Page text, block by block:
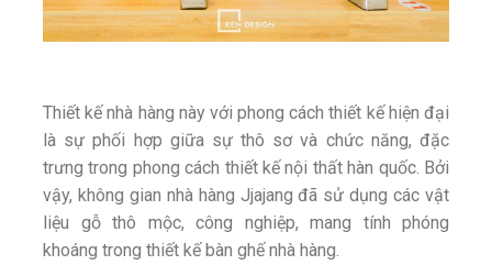
Thiết kế nhà hàng này với phong cách thiết kế hiện đại
là sự phối hợp giữa sự thô sơ và chức năng, đặc
trưng trong phong cách thiết kế nội thất hàn quốc. Bởi
vậy, không gian nhà hàng Jjajang đã sử dụng các vật
liệu gỗ thô mộc, công nghiệp, mang tính phóng
khoáng trong thiết kế bàn ghế nhà hàng.